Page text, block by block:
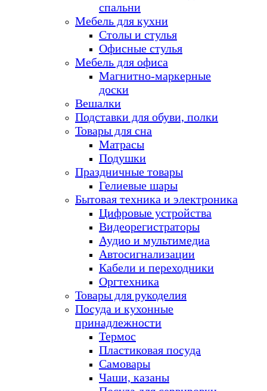
спальни
Мебель для кухни
Столы и стулья
Офисные стулья
Мебель для офиса
Магнитно-маркерные
доски
Вешалки
Подставки для обуви, полки
Товары для сна
Матрасы
Подушки
Праздничные товары
Гелиевые шары
Бытовая техника и электроника
Цифровые устройства
Видеорегистраторы
Аудио и мультимедиа
Автосигнализации
Кабели и переходники
Оргтехника
Товары для рукоделия
Посуда и кухонные
принадлежности
Термос
Пластиковая посуда
Самовары
Чаши, казаны